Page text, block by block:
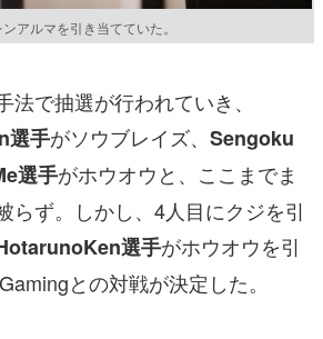
アルマを引き当てていた。
法で抽選が行われていき、
選手がソウブレイズ、 Sengoku
選手がホウオウと、ここまでま
らず。しかし、4人目にクジを引
選手がホウオウを引
との対戦が決定した。